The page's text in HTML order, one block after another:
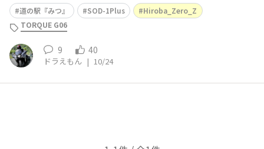
道の駅『みつ』 SOD-1Plus
Hiroba_Zero_Z
TORQUE G06
9 40
ドラえもん | 10/24